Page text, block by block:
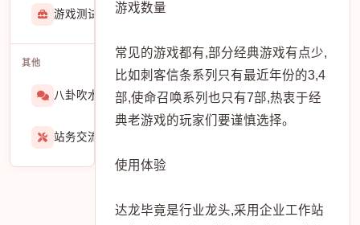
游戏测试与GM273
其他
八卦吹水 1565
站务交流
游戏数量
常见的游戏都有,部分经典游戏有点少,
比如刺客信条系列只有最近年份的3,4
部,使命召唤系列也只有7部,热衷于经
典老游戏的玩家们要谨慎选择。
使用体验
达龙毕竟是行业龙头,采用企业工作站